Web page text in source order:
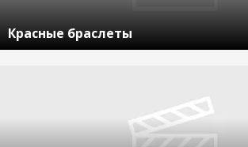
Красные браслеты